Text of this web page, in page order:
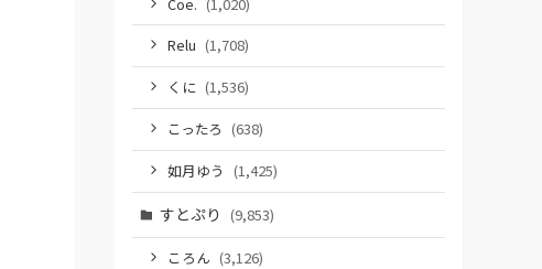
Relu (1,708)
くに (1,536)
こったろ (638)
如月ゆう (1,425)
すとぷり (9,853)
ころん (3,126)